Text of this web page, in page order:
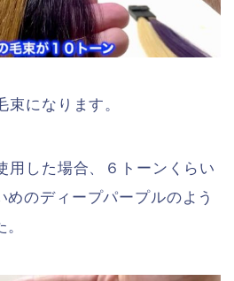
束になります。
用した場合、６トーンくらい
のディープパープルのよう